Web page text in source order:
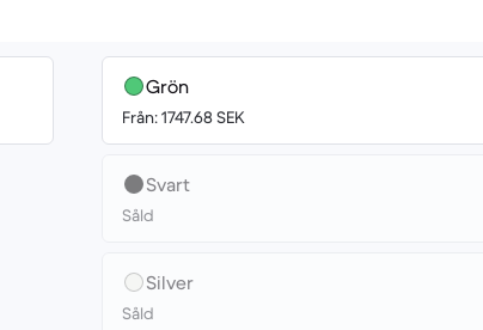
Grön
Från: 1747.68 SEK
Svart
Såld
Silver
Såld